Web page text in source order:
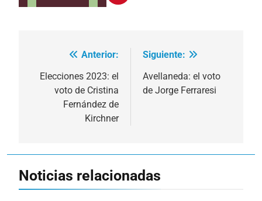
Navegación
de
entradas
Anterior:
Elecciones 2023: el
voto de Cristina
Fernández de
Kirchner
Siguiente:
Avellaneda: el voto
de Jorge Ferraresi
Noticias relacionadas